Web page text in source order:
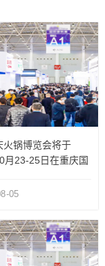
火锅博览会将于
月23-25日在重庆国
05